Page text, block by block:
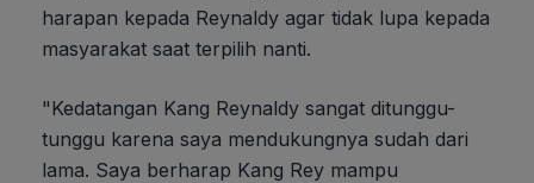
harapan kepada Reynaldy agar tidak lupa kepada
masyarakat saat terpilih nanti.
"Kedatangan Kang Reynaldy sangat ditunggu-
tunggu karena saya mendukungnya sudah dari
lama. Saya berharap Kang Rey mampu